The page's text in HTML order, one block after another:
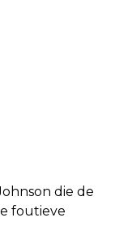
die de
foutieve